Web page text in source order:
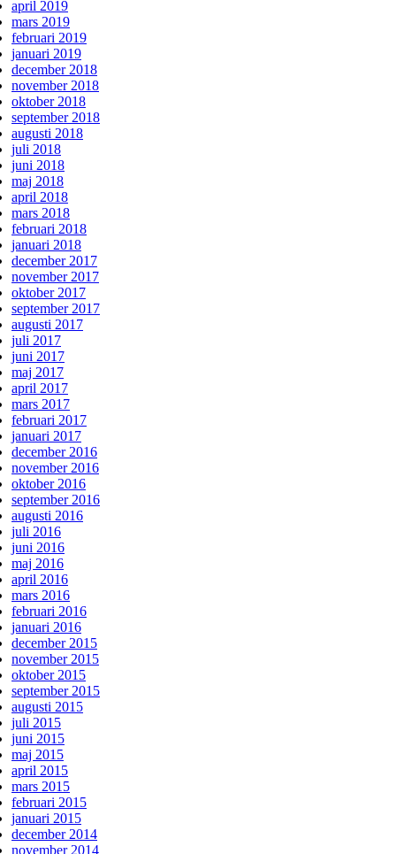
april 2019
mars 2019
februari 2019
januari 2019
december 2018
november 2018
oktober 2018
september 2018
augusti 2018
juli 2018
juni 2018
maj 2018
april 2018
mars 2018
februari 2018
januari 2018
december 2017
november 2017
oktober 2017
september 2017
augusti 2017
juli 2017
juni 2017
maj 2017
april 2017
mars 2017
februari 2017
januari 2017
december 2016
november 2016
oktober 2016
september 2016
augusti 2016
juli 2016
juni 2016
maj 2016
april 2016
mars 2016
februari 2016
januari 2016
december 2015
november 2015
oktober 2015
september 2015
augusti 2015
juli 2015
juni 2015
maj 2015
april 2015
mars 2015
februari 2015
januari 2015
december 2014
november 2014